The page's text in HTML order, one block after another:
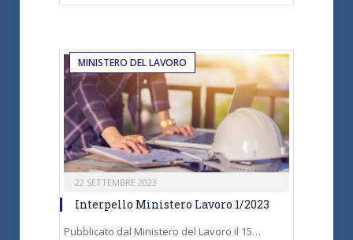
MINISTERO DEL LAVORO
22 SETTEMBRE 2023
Interpello Ministero Lavoro 1/2023
Pubblicato dal Ministero del Lavoro il 15…